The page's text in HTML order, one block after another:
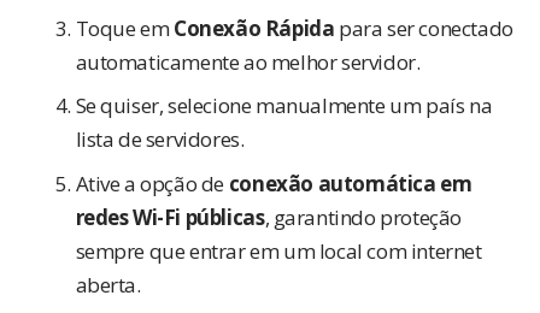
Toque emConexão Rápida para ser conectado
automaticamente ao melhor servidor.
Se quiser, selecione manualmente um país na
lista de servidores.
Ative a opção de conexão automática em
redes Wi-Fi públicas, garantindo proteção
sempre que entrar em um local com internet
aberta.